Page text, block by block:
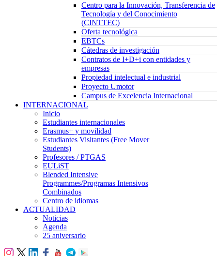
Centro para la Innovación, Transferencia de
Tecnología y del Conocimiento
(CINTTEC)
Oferta tecnológica
EBTCs
Cátedras de investigación
Contratos de I+D+i con entidades y
empresas
Propiedad intelectual e industrial
Proyecto Umotor
Campus de Excelencia Internacional
INTERNACIONAL
Inicio
Estudiantes internacionales
Erasmus+ y movilidad
Estudiantes Visitantes (Free Mover
Students)
Profesores / PTGAS
EULiST
Blended Intensive
Programmes/Programas Intensivos
Combinados
Centro de idiomas
ACTUALIDAD
Noticias
Agenda
25 aniversario